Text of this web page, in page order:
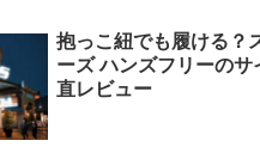
抱っこ紐でも履ける？
ーズ ハンズフリーのサ
直レビュー